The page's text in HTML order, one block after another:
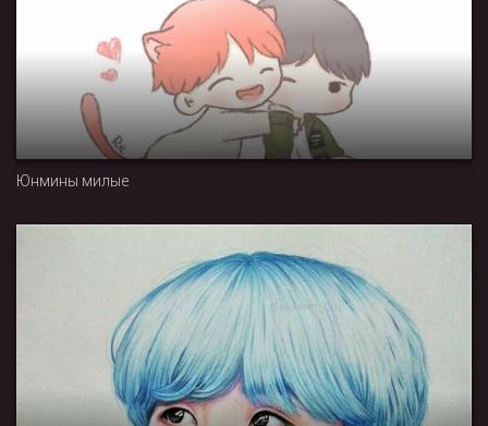
Юнмины милые